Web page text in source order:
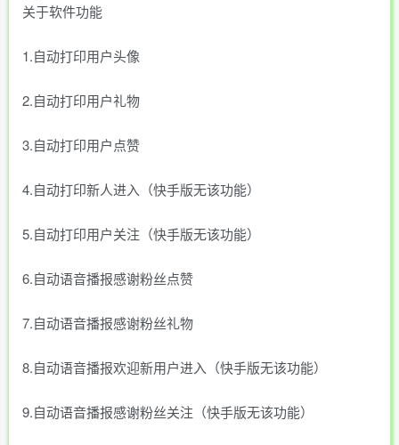
关于软件功能
1.自动打印用户头像
2.自动打印用户礼物
3.自动打印用户点赞
4.自动打印新人进入（快手版无该功能）
5.自动打印用户关注（快手版无该功能）
6.自动语音播报感谢粉丝点赞
7.自动语音播报感谢粉丝礼物
8.自动语音播报欢迎新用户进入（快手版无该功能）
9.自动语音播报感谢粉丝关注（快手版无该功能）